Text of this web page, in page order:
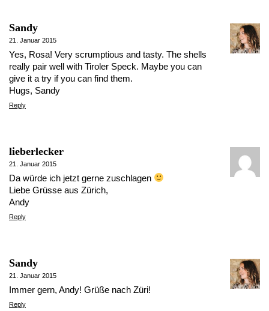
Sandy
21. Januar 2015
Yes, Rosa! Very scrumptious and tasty. The shells
really pair well with Tiroler Speck. Maybe you can
give it a try if you can find them.
Hugs, Sandy
Reply
lieberlecker
21. Januar 2015
Da würde ich jetzt gerne zuschlagen
Liebe Grüsse aus Zürich,
Andy
Reply
Sandy
21. Januar 2015
Immer gern, Andy! Grüße nach Züri!
Reply